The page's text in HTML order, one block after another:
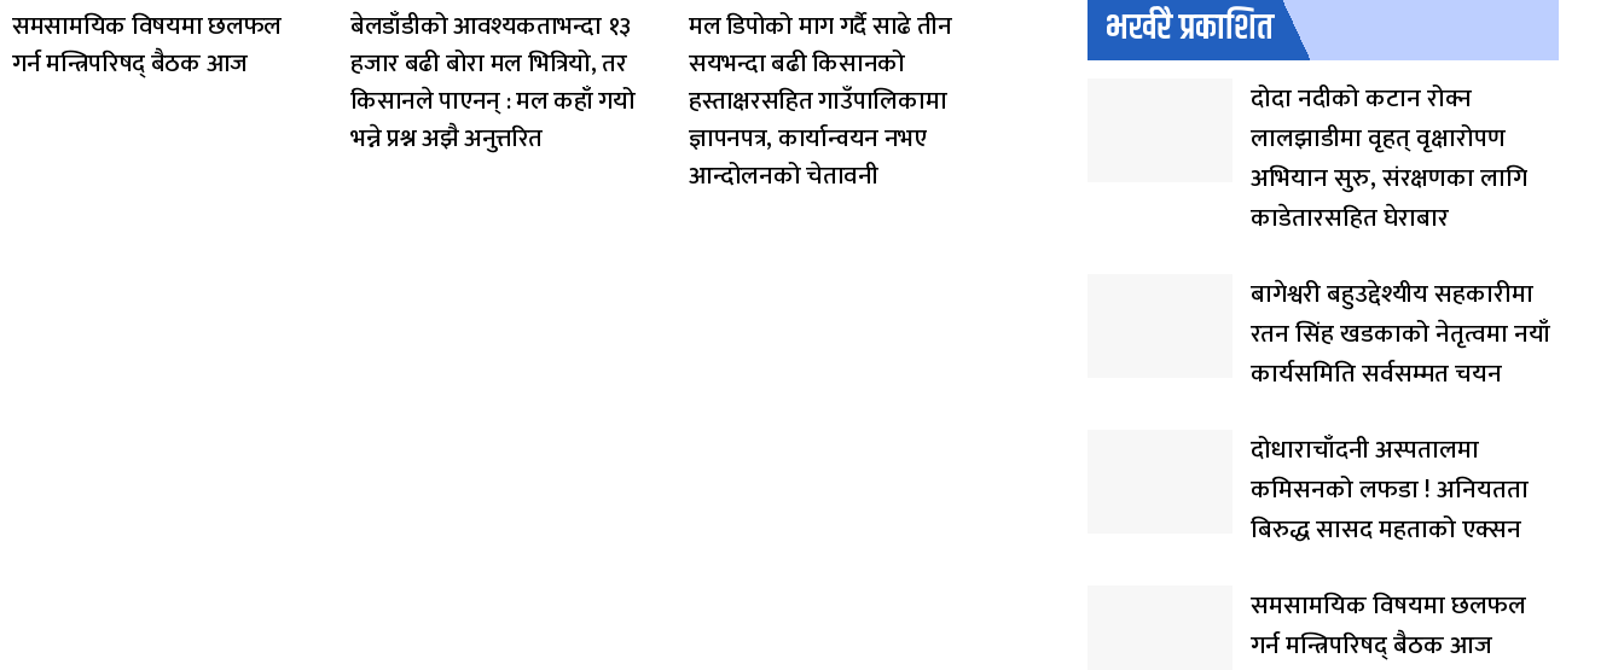
समसामयिक विषयमा छलफल
गर्न मन्त्रिपरिषद् बैठक आज
बेलडाँडीको आवश्यकताभन्दा १३
हजार बढी बोरा मल भित्रियो, तर
किसानले पाएनन् : मल कहाँ गयो
भन्ने प्रश्न अझै अनुत्तरित
मल डिपोको माग गर्दै साढे तीन
सयभन्दा बढी किसानको
हस्ताक्षरसहित गाउँपालिकामा
ज्ञापनपत्र, कार्यान्वयन नभए
आन्दोलनको चेतावनी
भर्खरै प्रकाशित
दोदा नदीको कटान रोक्न
लालझाडीमा वृहत् वृक्षारोपण
अभियान सुरु, संरक्षणका लागि
काडेतारसहित घेराबार
बागेश्वरी बहुउद्देश्यीय सहकारीमा
रतन सिंह खडकाको नेतृत्वमा नयाँ
कार्यसमिति सर्वसम्मत चयन
दोधाराचाँदनी अस्पतालमा
कमिसनको लफडा ! अनियतता
बिरुद्ध सासद महताको एक्सन
समसामयिक विषयमा छलफल
गर्न मन्त्रिपरिषद् बैठक आज